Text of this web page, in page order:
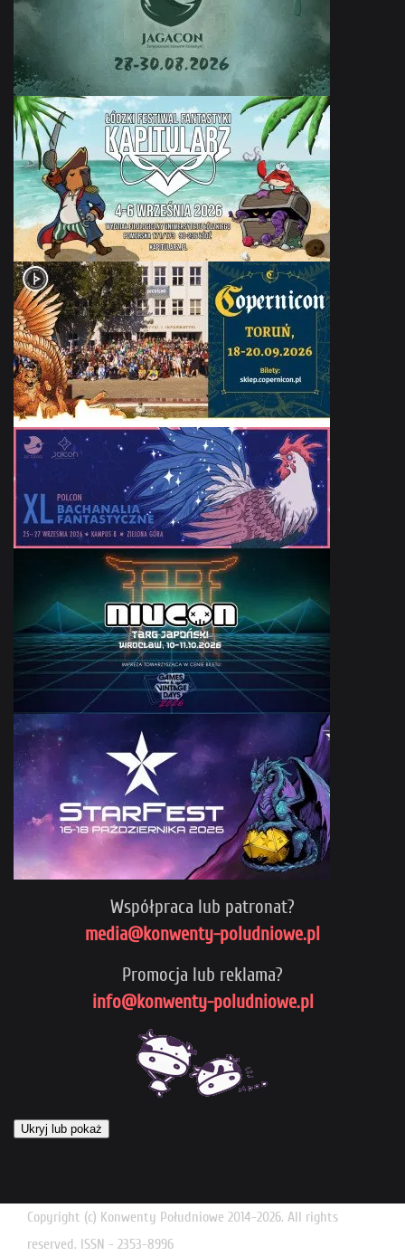
Współpraca lub patronat?
media@konwenty-poludniowe.pl
Promocja lub reklama?
info@konwenty-poludniowe.pl
Ukryj lub pokaż
Copyright (c) Konwenty Południowe 2014-2026. All rights
reserved. ISSN - 2353-8996